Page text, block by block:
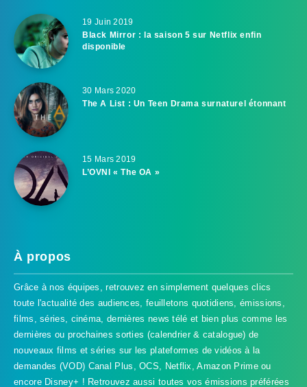
19 Juin 2019
Black Mirror : la saison 5 sur Netflix enfin
disponible
30 Mars 2020
The A List : Un Teen Drama surnaturel étonnant
15 Mars 2019
L’OVNI « The OA »
À propos
Grâce à nos équipes, retrouvez en simplement quelques clics
toute l'actualité des audiences, feuilletons quotidiens, émissions,
films, séries, cinéma, dernières news télé et bien plus comme les
dernières ou prochaines sorties (calendrier & catalogue) de
nouveaux films et séries sur les plateformes de vidéos à la
demandes (VOD) Canal Plus, OCS, Netflix, Amazon Prime ou
encore Disney+ ! Retrouvez aussi toutes vos émissions préférées